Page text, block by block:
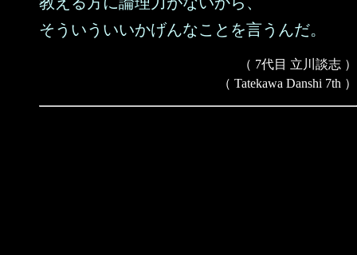
そういういいかげんなことを言うんだ。
（ 7代目 立川談志 ）
（ Tatekawa Danshi 7th ）